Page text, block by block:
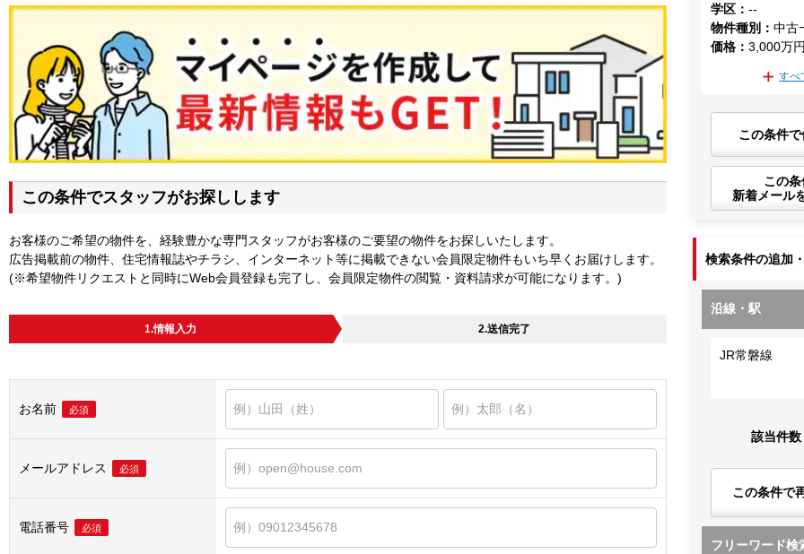
この条件でスタッフがお探しします
お客様のご希望の物件を、経験豊かな専門スタッフがお客様のご要望の物件をお探しいたします。
広告掲載前の物件、住宅情報誌やチラシ、インターネット等に掲載できない会員限定物件もいち早くお届けします。
(※希望物件リクエストと同時にWeb会員登録も完了し、会員限定物件の閲覧・資料請求が可能になります。)
1.情報入力 2.送信完了
お名前 必須
メールアドレス 必須
電話番号 必須
学区 ：--
物件種別 ：中古
価格 ：3,000万
すべ
この条件
この
新着メール
検索条件の追加
沿線・駅
JR常磐線
該当件数
この条件で
フリーワード検